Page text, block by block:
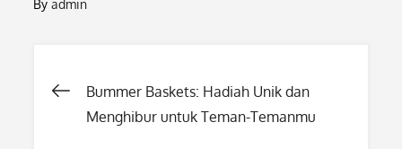
Byadmin
Post
Bummer Baskets: Hadiah Unik dan
Menghibur untuk Teman-Temanmu